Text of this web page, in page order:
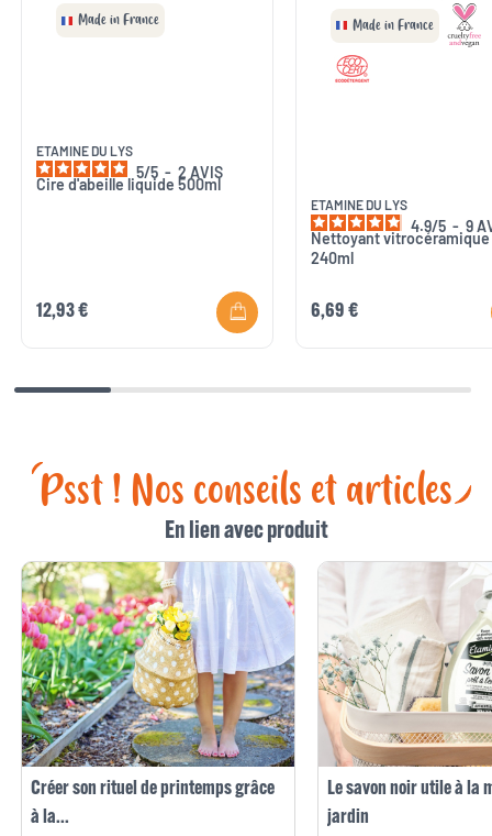
Made in France
ETAMINE DU LYS
5/5 - 2 AVIS
Cire d'abeille liquide 500ml
12,93 €
Made in France
ETAMINE DU LYS
4.9/5 - 9
Nettoyant vitrocéramique
240ml
6,69 €
Psst ! Nos conseils et articles
En lien avec produit
Créer son rituel de printemps grâce
à la...
Le savon noir utile à la
jardin